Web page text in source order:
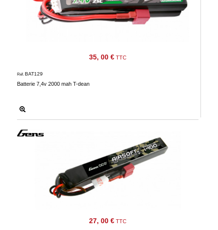
35, 00 € TTC
Batterie 7,4v 2000 mah T-dean
Réf. BAT129
27, 00 € TTC